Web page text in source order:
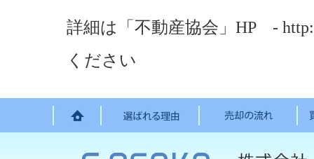
詳細は「不動産協会」HP -
ください